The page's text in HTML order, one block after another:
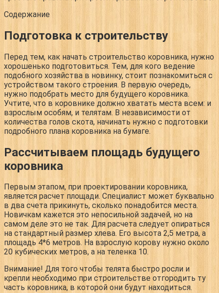
Содержание
Подготовка к строительству
Перед тем, как начать строительство коровника, нужно
хорошенько подготовиться. Тем, для кого ведение
подобного хозяйства в новинку, стоит познакомиться с
устройством такого строения. В первую очередь,
нужно подобрать место для будущего коровника.
Учтите, что в коровнике должно хватать места всем: и
взрослым особям, и телятам. В независимости от
количества голов скота, начинать нужно с подготовки
подробного плана коровника на бумаге.
Рассчитываем площадь будущего
коровника
Первым этапом, при проектировании коровника,
является расчет площади. Специалист может буквально
в два счета прикинуть, сколько понадобится места.
Новичкам кажется это непосильной задачей, но на
самом деле это не так. Для расчета следует опираться
на стандартный размер хлева. Его высота 2,5 метра, а
площадь 4*6 метров. На взрослую корову нужно около
20 кубических метров, а на теленка 10.
Внимание! Для того чтобы телята быстро росли и
крепли необходимо при строительстве отгородить ту
часть коровника, в которой они будут находиться.